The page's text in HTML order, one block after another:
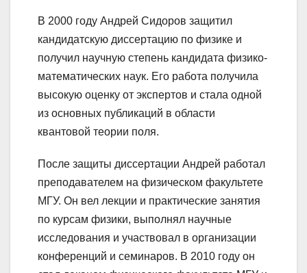
В 2000 году Андрей Сидоров защитил
кандидатскую диссертацию по физике и
получил научную степень кандидата физико-
математических наук. Его работа получила
высокую оценку от экспертов и стала одной
из основных публикаций в области
квантовой теории поля.
После защиты диссертации Андрей работал
преподавателем на физическом факультете
МГУ. Он вел лекции и практические занятия
по курсам физики, выполнял научные
исследования и участвовал в организации
конференций и семинаров. В 2010 году он